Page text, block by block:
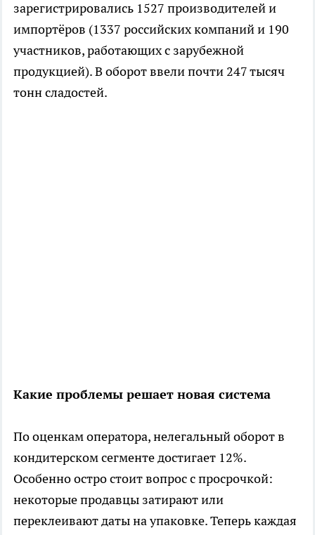
зарегистрировались 1527 производителей и
импортёров (1337 российских компаний и 190
участников, работающих с зарубежной
продукцией). В оборот ввели почти 247 тысяч
тонн сладостей.
Какие проблемы решает новая система
По оценкам оператора, нелегальный оборот в
кондитерском сегменте достигает 12%.
Особенно остро стоит вопрос с просрочкой:
некоторые продавцы затирают или
переклеивают даты на упаковке. Теперь каждая